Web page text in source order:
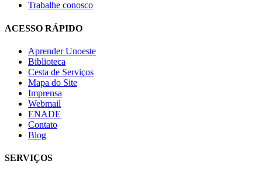
Trabalhe conosco
ACESSO RÁPIDO
Aprender Unoeste
Biblioteca
Cesta de Serviços
Mapa do Site
Imprensa
Webmail
ENADE
Contato
Blog
SERVIÇOS